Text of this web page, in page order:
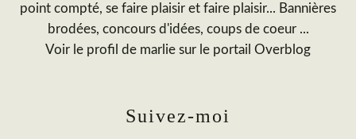
point compté, se faire plaisir et faire plaisir... Bannières
brodées, concours d'idées, coups de coeur ...
Voir le profil de marlie sur le portail Overblog
Suivez-moi